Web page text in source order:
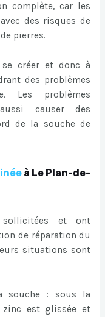
complète, car les
des risques de
pierres.
se créer et donc à
des problèmes
Les problèmes
causer des
de la souche de
à Le Plan-de-
sollicitées et ont
de réparation du
situations sont
souche : sous la
zinc est glissée et